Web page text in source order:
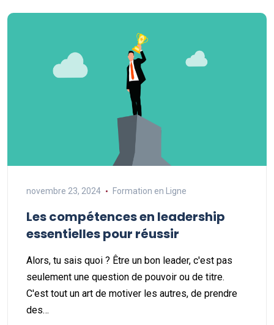
novembre 23, 2024 Formation en Ligne
Les compétences en leadership
essentielles pour réussir
Alors, tu sais quoi ? Être un bon leader, c'est pas
seulement une question de pouvoir ou de titre.
C'est tout un art de motiver les autres, de prendre
des…